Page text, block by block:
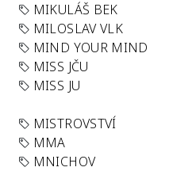
MIKULÁŠ BEK
MILOSLAV VLK
MIND YOUR MIND
MISS JČU
MISS JU
MISTROVSTVÍ
MMA
MNICHOV